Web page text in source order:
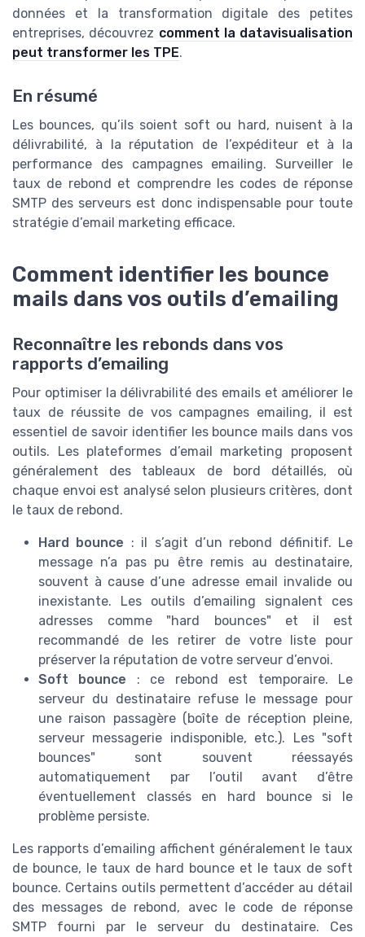
données et la transformation digitale des petites
entreprises, découvrez comment la datavisualisation
peut transformer les TPE.
En résumé
Les bounces, qu’ils soient soft ou hard, nuisent à la
délivrabilité, à la réputation de l’expéditeur et à la
performance des campagnes emailing. Surveiller le
taux de rebond et comprendre les codes de réponse
SMTP des serveurs est donc indispensable pour toute
stratégie d’email marketing efficace.
Comment identifier les bounce
mails dans vos outils d’emailing
Reconnaître les rebonds dans vos
rapports d’emailing
Pour optimiser la délivrabilité des emails et améliorer le
taux de réussite de vos campagnes emailing, il est
essentiel de savoir identifier les bounce mails dans vos
outils. Les plateformes d’email marketing proposent
généralement des tableaux de bord détaillés, où
chaque envoi est analysé selon plusieurs critères, dont
le taux de rebond.
Hard bounce : il s’agit d’un rebond définitif. Le
message n’a pas pu être remis au destinataire,
souvent à cause d’une adresse email invalide ou
inexistante. Les outils d’emailing signalent ces
adresses comme "hard bounces" et il est
recommandé de les retirer de votre liste pour
préserver la réputation de votre serveur d’envoi.
Soft bounce : ce rebond est temporaire. Le
serveur du destinataire refuse le message pour
une raison passagère (boîte de réception pleine,
serveur messagerie indisponible, etc.). Les "soft
bounces" sont souvent réessayés
automatiquement par l’outil avant d’être
éventuellement classés en hard bounce si le
problème persiste.
Les rapports d’emailing affichent généralement le taux
de bounce, le taux de hard bounce et le taux de soft
bounce. Certains outils permettent d’accéder au détail
des messages de rebond, avec le code de réponse
SMTP fourni par le serveur du destinataire. Ces